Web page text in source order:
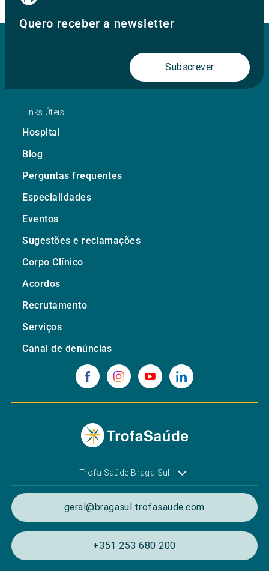
Quero receber a newsletter
Subscrever
Links Úteis
Hospital
Blog
Perguntas frequentes
Especialidades
Eventos
Sugestões e reclamações
Corpo Clínico
Acordos
Recrutamento
Serviços
Canal de denúncias
Trofa Saúde Braga Sul
geral@bragasul.trofasaude.com
+351 253 680 200